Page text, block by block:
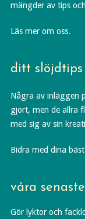
mängder av tips
Läs mer om oss.
ditt slöjdtips
Några av inläggen
gjort, men de allra
med sig av sin
Bidra med dina
våra
Gör lyktor och